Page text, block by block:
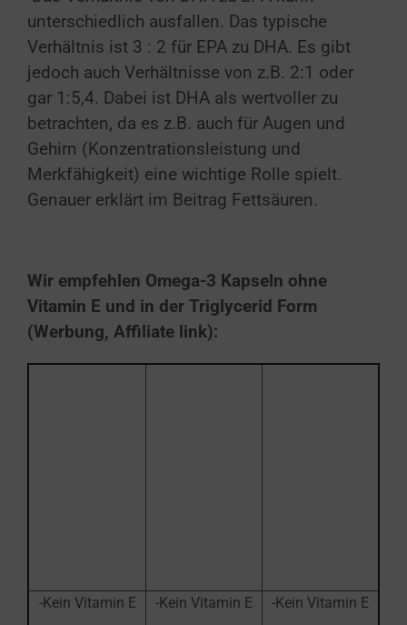
unterschiedlich ausfallen. Das typische
Verhältnis ist 3 : 2 für EPA zu DHA. Es gibt
jedoch auch Verhältnisse von z.B. 2:1 oder
gar 1:5,4. Dabei ist DHA als wertvoller zu
betrachten, da es z.B. auch für Augen und
Gehirn (Konzentrationsleistung und
Merkfähigkeit) eine wichtige Rolle spielt.
Genauer erklärt im Beitrag Fettsäuren.
Wir empfehlen Omega-3 Kapseln ohne
Vitamin E und in der Triglycerid Form
(Werbung, Affiliate link):
-Kein Vitamin E -Kein Vitamin E -Kein Vitamin E